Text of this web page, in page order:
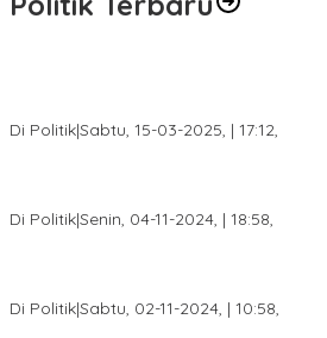
Di Politik|Sabtu, 15-03-2025, | 17:12,
Di Politik|Senin, 04-11-2024, | 18:58,
Di Politik|Sabtu, 02-11-2024, | 10:58,